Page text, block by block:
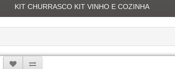
KIT CHURRASCO KIT VINHO E COZINHA